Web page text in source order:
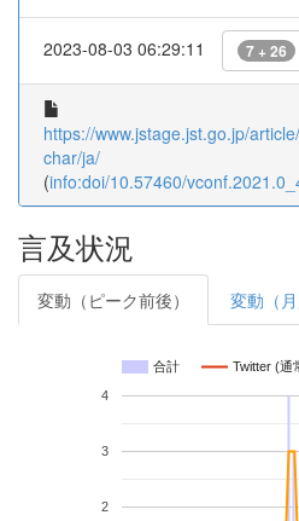
2023-08-03 06:29:11 7 + 26
https://www.jstage.jst.go.jp/
char/ja/
(info:doi/10.57460/
言及状況
変動（ピーク前後） 変動（月
合計 Twitter (通
2
3
4